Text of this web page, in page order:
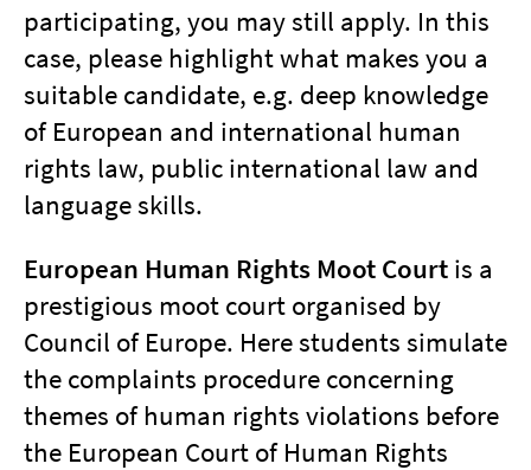
participating, you may still apply. In this
case, please highlight what makes you a
suitable candidate, e.g. deep knowledge
of European and international human
rights law, public international law and
language skills.
European Human Rights Moot Court is a
prestigious moot court organised by
Council of Europe. Here students simulate
the complaints procedure concerning
themes of human rights violations before
the European Court of Human Rights